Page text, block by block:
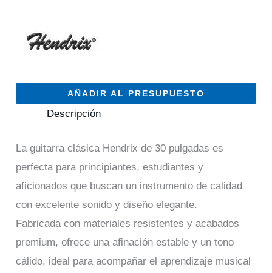
AÑADIR AL PRESUPUESTO
Descripción
La guitarra clásica Hendrix de 30 pulgadas es
perfecta para principiantes, estudiantes y
aficionados que buscan un instrumento de calidad
con excelente sonido y diseño elegante.
Fabricada con materiales resistentes y acabados
premium, ofrece una afinación estable y un tono
cálido, ideal para acompañar el aprendizaje musical